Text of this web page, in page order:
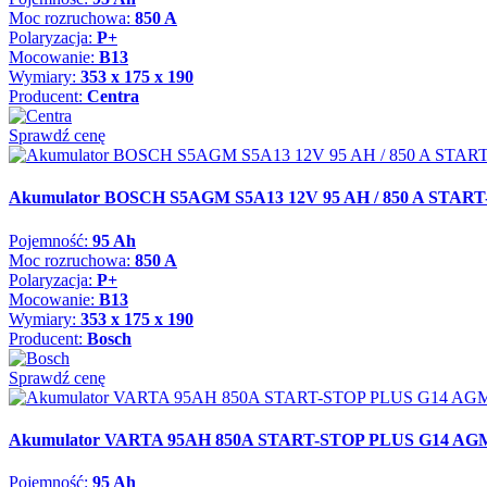
Moc rozruchowa: 850 A
Polaryzacja: P+
Mocowanie: B13
Wymiary: 353 x 175 x 190
Producent: Centra
Sprawdź cenę
Akumulator BOSCH S5AGM S5A13 12V 95 AH / 850 A
Pojemność: 95 Ah
Moc rozruchowa: 850 A
Polaryzacja: P+
Mocowanie: B13
Wymiary: 353 x 175 x 190
Producent: Bosch
Sprawdź cenę
Akumulator VARTA 95AH 850A START-STOP PLUS G14
Pojemność: 95 Ah